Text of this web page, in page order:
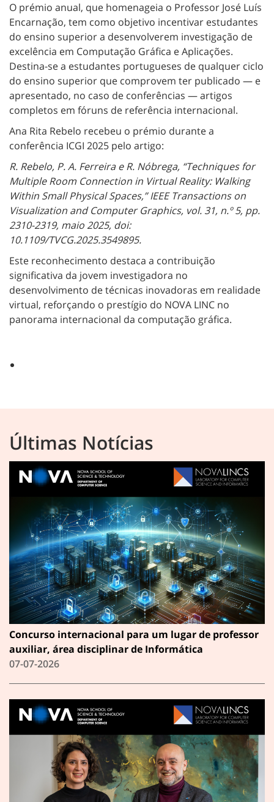
O prémio anual, que homenageia o Professor José Luís
Encarnação, tem como objetivo incentivar estudantes
do ensino superior a desenvolverem investigação de
excelência em Computação Gráfica e Aplicações.
Destina-se a estudantes portugueses de qualquer ciclo
do ensino superior que comprovem ter publicado — e
apresentado, no caso de conferências — artigos
completos em fóruns de referência internacional.
Ana Rita Rebelo recebeu o prémio durante a
conferência ICGI 2025 pelo artigo:
R. Rebelo, P. A. Ferreira e R. Nóbrega, “Techniques for
Multiple Room Connection in Virtual Reality: Walking
Within Small Physical Spaces,” IEEE Transactions on
Visualization and Computer Graphics, vol. 31, n.º 5, pp.
2310-2319, maio 2025, doi:
10.1109/TVCG.2025.3549895.
Este reconhecimento destaca a contribuição
significativa da jovem investigadora no
desenvolvimento de técnicas inovadoras em realidade
virtual, reforçando o prestígio do NOVA LINC no
panorama internacional da computação gráfica.
Últimas Notícias
Concurso internacional para um lugar de professor
auxiliar, área disciplinar de Informática
07-07-2026